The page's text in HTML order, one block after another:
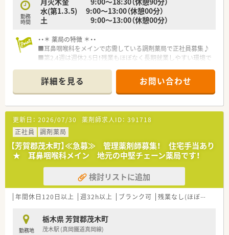
勤務
時間
水(第1.3.5) 9:00～13:00（休憩00分）
土 9:00～13:00（休憩00分）
・・＊ 薬局の特徴 ＊・・
■耳鼻咽喉科をメインで応需している調剤薬局で正社員募集♪
■第2.4週は週休2.5日！残業もほぼなく長期就業しやすい環境で
■借り上げ社宅制度・住宅手当あり！栃木県内を中心に展開して
おり安定経営の企業です。
・・＊ 企業の特徴 ＊・・
■地域のかかりつけ薬局としての役割を明確に果たしていきた
いと考えている企業です。
■栃木県を中心に展開し、今後も店舗拡大計画があります。
■借り上げ社宅制度・住宅手当等福利厚生が充実しており、社員
を大切にしている企業です。
■地域密着型の調剤薬局として地域活動やイベント開催に力を
入れています。
■新卒の受け入れも積極的にしており、社内の風通しもよく働き
やすい社風です。
■働き方に制限のある薬剤師さん向けに準社員制度もあります
詳細を見る お問い合わせ
更新日： 2026/07/30 薬剤師求人ID： 391718
正社員
調剤薬局
【芳賀郡茂木町】≪急募≫ 管理薬剤師募集！ 住宅手当あり
★ 耳鼻咽喉科メイン 地元の中堅チェーン薬局です！
検討リストに追加
年間休日120日以上 週32h以上 ブランク可 残業なし(ほぼなし含む)
勤務地
栃木県 芳賀郡茂木町
茂木駅 (真岡鐵道真岡線)